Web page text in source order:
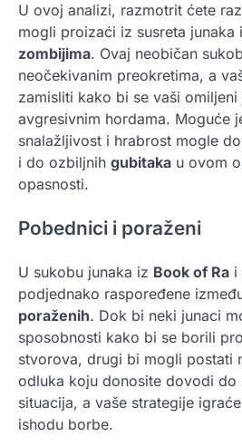
U ovoj analizi, razmotrit ćete
mogli proizaći iz susreta junaka
zombijima. Ovaj neobičan
neočekivanim preokretima, a
zamisliti kako bi se vaši
avgresivnim hordama. Moguće
snalažljivost i hrabrost mogle
i do ozbiljnih gubitaka u ovom
opasnosti.
Pobednici i poraženi
U sukobu junaka iz Book of Ra i
podjednako raspoređene
poraženih. Dok bi neki junaci
sposobnosti kako bi se borili
stvorova, drugi bi mogli postati
odluka koju donosite dovodi do
situacija, a vaše strategije
ishodu borbe.